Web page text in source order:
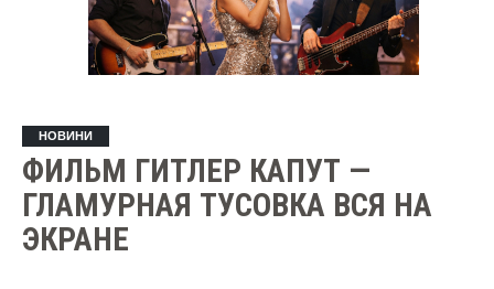
НОВИНИ
ФИЛЬМ ГИТЛЕР КАПУТ —
ГЛАМУРНАЯ ТУСОВКА ВСЯ НА
ЭКРАНЕ